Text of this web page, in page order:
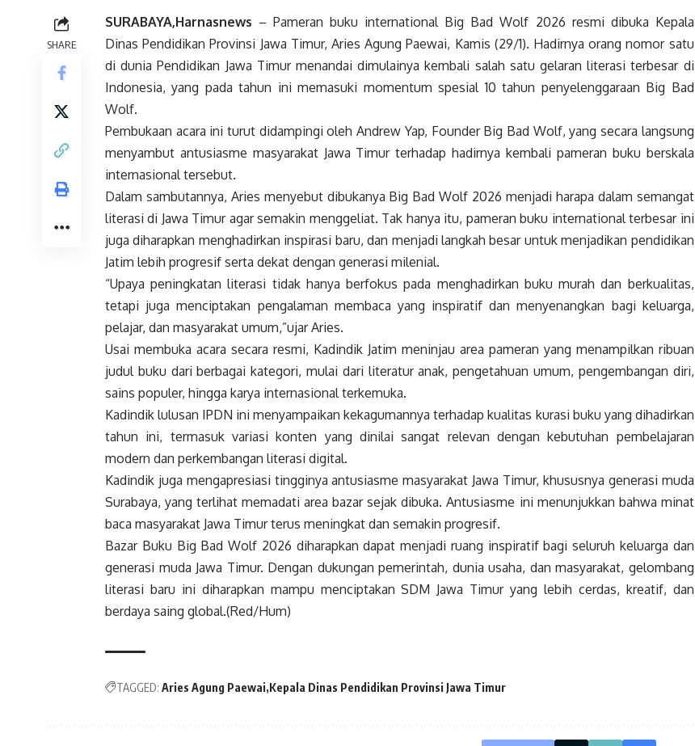
SHARE
SURABAYA,Harnasnews – Pameran buku international Big Bad Wolf 2026 resmi dibuka Kepala
Dinas Pendidikan Provinsi Jawa Timur, Aries Agung Paewai, Kamis (29/1). Hadirnya orang nomor satu
di dunia Pendidikan Jawa Timur menandai dimulainya kembali salah satu gelaran literasi terbesar di
Indonesia, yang pada tahun ini memasuki momentum spesial 10 tahun penyelenggaraan Big Bad
Wolf.
Pembukaan acara ini turut didampingi oleh Andrew Yap, Founder Big Bad Wolf, yang secara langsung
menyambut antusiasme masyarakat Jawa Timur terhadap hadirnya kembali pameran buku berskala
internasional tersebut.
Dalam sambutannya, Aries menyebut dibukanya Big Bad Wolf 2026 menjadi harapa dalam semangat
literasi di Jawa Timur agar semakin menggeliat. Tak hanya itu, pameran buku international terbesar ini
juga diharapkan menghadirkan inspirasi baru, dan menjadi langkah besar untuk menjadikan pendidikan
Jatim lebih progresif serta dekat dengan generasi milenial.
“Upaya peningkatan literasi tidak hanya berfokus pada menghadirkan buku murah dan berkualitas,
tetapi juga menciptakan pengalaman membaca yang inspiratif dan menyenangkan bagi keluarga,
pelajar, dan masyarakat umum,”ujar Aries.
Usai membuka acara secara resmi, Kadindik Jatim meninjau area pameran yang menampilkan ribuan
judul buku dari berbagai kategori, mulai dari literatur anak, pengetahuan umum, pengembangan diri,
sains populer, hingga karya internasional terkemuka.
Kadindik lulusan IPDN ini menyampaikan kekagumannya terhadap kualitas kurasi buku yang dihadirkan
tahun ini, termasuk variasi konten yang dinilai sangat relevan dengan kebutuhan pembelajaran
modern dan perkembangan literasi digital.
Kadindik juga mengapresiasi tingginya antusiasme masyarakat Jawa Timur, khususnya generasi muda
Surabaya, yang terlihat memadati area bazar sejak dibuka. Antusiasme ini menunjukkan bahwa minat
baca masyarakat Jawa Timur terus meningkat dan semakin progresif.
Bazar Buku Big Bad Wolf 2026 diharapkan dapat menjadi ruang inspiratif bagi seluruh keluarga dan
generasi muda Jawa Timur. Dengan dukungan pemerintah, dunia usaha, dan masyarakat, gelombang
literasi baru ini diharapkan mampu menciptakan SDM Jawa Timur yang lebih cerdas, kreatif, dan
berdaya saing global.(Red/Hum)
TAGGED: Aries Agung Paewai Kepala Dinas Pendidikan Provinsi Jawa Timur